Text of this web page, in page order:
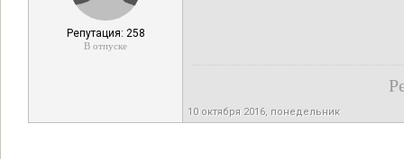
Репутация: 258
В отпуске
10 октября 2016, понедельник